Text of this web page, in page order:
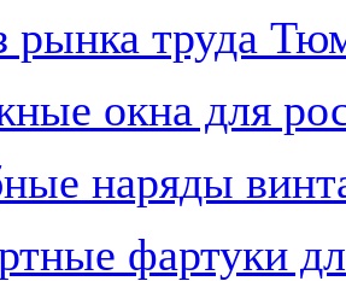
рынка труда
окна для
наряды
фартуки